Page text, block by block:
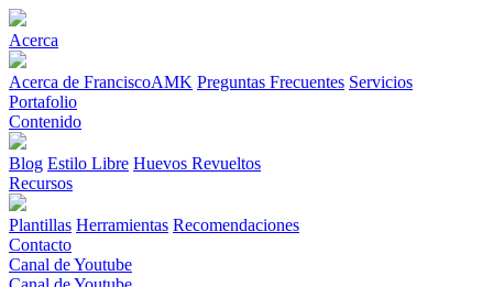
Acerca
Acerca de FranciscoAMK Preguntas Frecuentes Servicios
Portafolio
Contenido
Blog Estilo Libre Huevos Revueltos
Recursos
Plantillas Herramientas Recomendaciones
Contacto
Canal de Youtube